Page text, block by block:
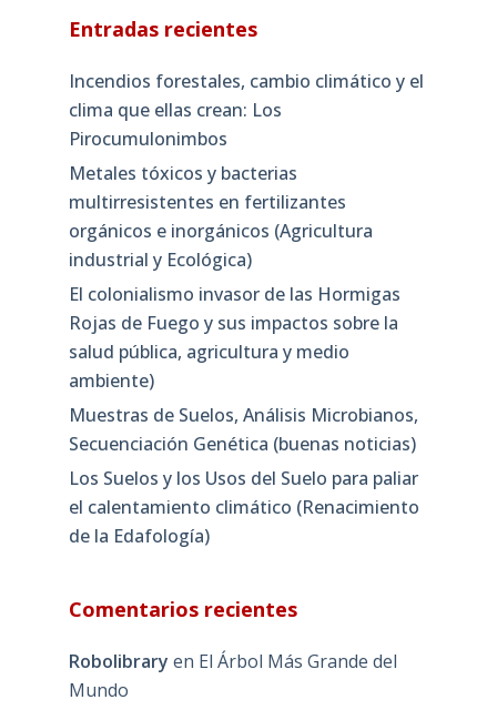
Entradas recientes
Incendios forestales, cambio climático y el
clima que ellas crean: Los
Pirocumulonimbos
Metales tóxicos y bacterias
multirresistentes en fertilizantes
orgánicos e inorgánicos (Agricultura
industrial y Ecológica)
El colonialismo invasor de las Hormigas
Rojas de Fuego y sus impactos sobre la
salud pública, agricultura y medio
ambiente)
Muestras de Suelos, Análisis Microbianos,
Secuenciación Genética (buenas noticias)
Los Suelos y los Usos del Suelo para paliar
el calentamiento climático (Renacimiento
de la Edafología)
Comentarios recientes
Robolibrary en El Árbol Más Grande del
Mundo